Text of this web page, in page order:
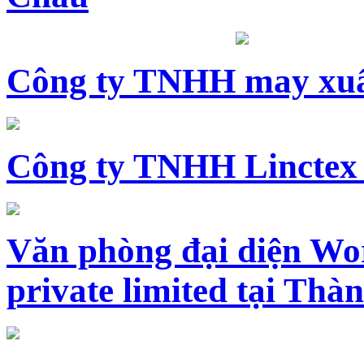
Công ty TNHH may
Công ty TNHH Linctex
Văn phòng đại diện
private limited tại